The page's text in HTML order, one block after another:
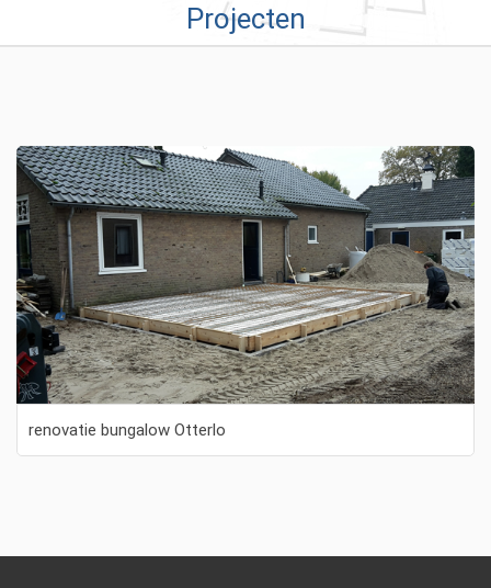
Projecten
renovatie bungalow Otterlo